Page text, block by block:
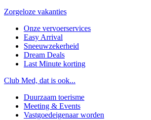
Zorgeloze vakanties
Onze vervoerservices
Easy Arrival
Sneeuwzekerheid
Dream Deals
Last Minute korting
Club Med, dat is ook...
Duurzaam toerisme
Meeting & Events
Vastgoedeigenaar worden